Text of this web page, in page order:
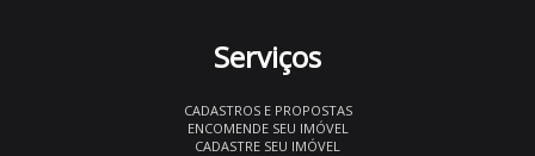
Serviços
CADASTROS E PROPOSTAS
ENCOMENDE SEU IMÓVEL
CADASTRE SEU IMÓVEL